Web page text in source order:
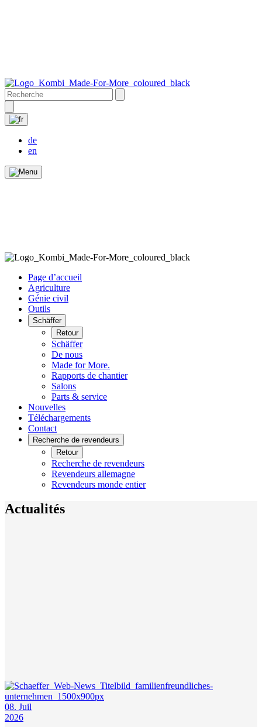
de
en
Page d’accueil
Agriculture
Génie civil
Outils
Schäffer
Retour
Schäffer
De nous
Made for More.
Rapports de chantier
Salons
Parts & service
Nouvelles
Téléchargements
Contact
Recherche de revendeurs
Retour
Recherche de revendeurs
Revendeurs allemagne
Revendeurs monde entier
Actualités
08. Juil
2026